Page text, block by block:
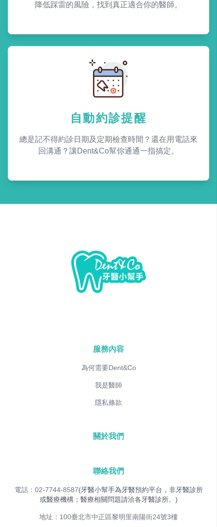
降低踩雷的風險，找到真正適合你的醫師。
自動約診提醒
總是記不得約診日期及定期檢查時間？還在用電話來
回溝通？讓Dent&Co幫你通通一指搞定。
服務內容
為何需要Dent&Co
我是醫師
隱私條款
關於我們
聯絡我們
電話：02-7744-8587(牙醫小幫手為牙醫預約平台，非牙醫診所
或醫療機構；醫療相關問題請洽各牙醫診所。)
地址：100臺北市中正區黎明里南陽街24號3樓